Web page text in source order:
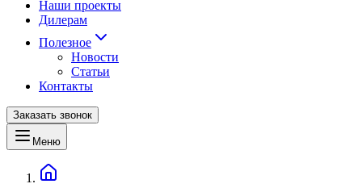
Наши проекты
Дилерам
Полезное
Новости
Статьи
Контакты
Заказать звонок
Меню